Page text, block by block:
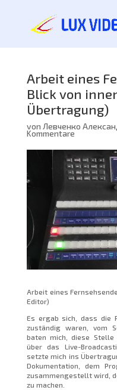
Arbeit eines
Blick von
Übertragung)
von Левченко
Kommentare
Arbeit eines
Editor)
Es ergab sich, dass die
zuständig waren, vom
baten mich, diese Stelle
über das Live-
setzte mich ins
Dokumentation, dem
zusammengestellt wird,
zu machen.